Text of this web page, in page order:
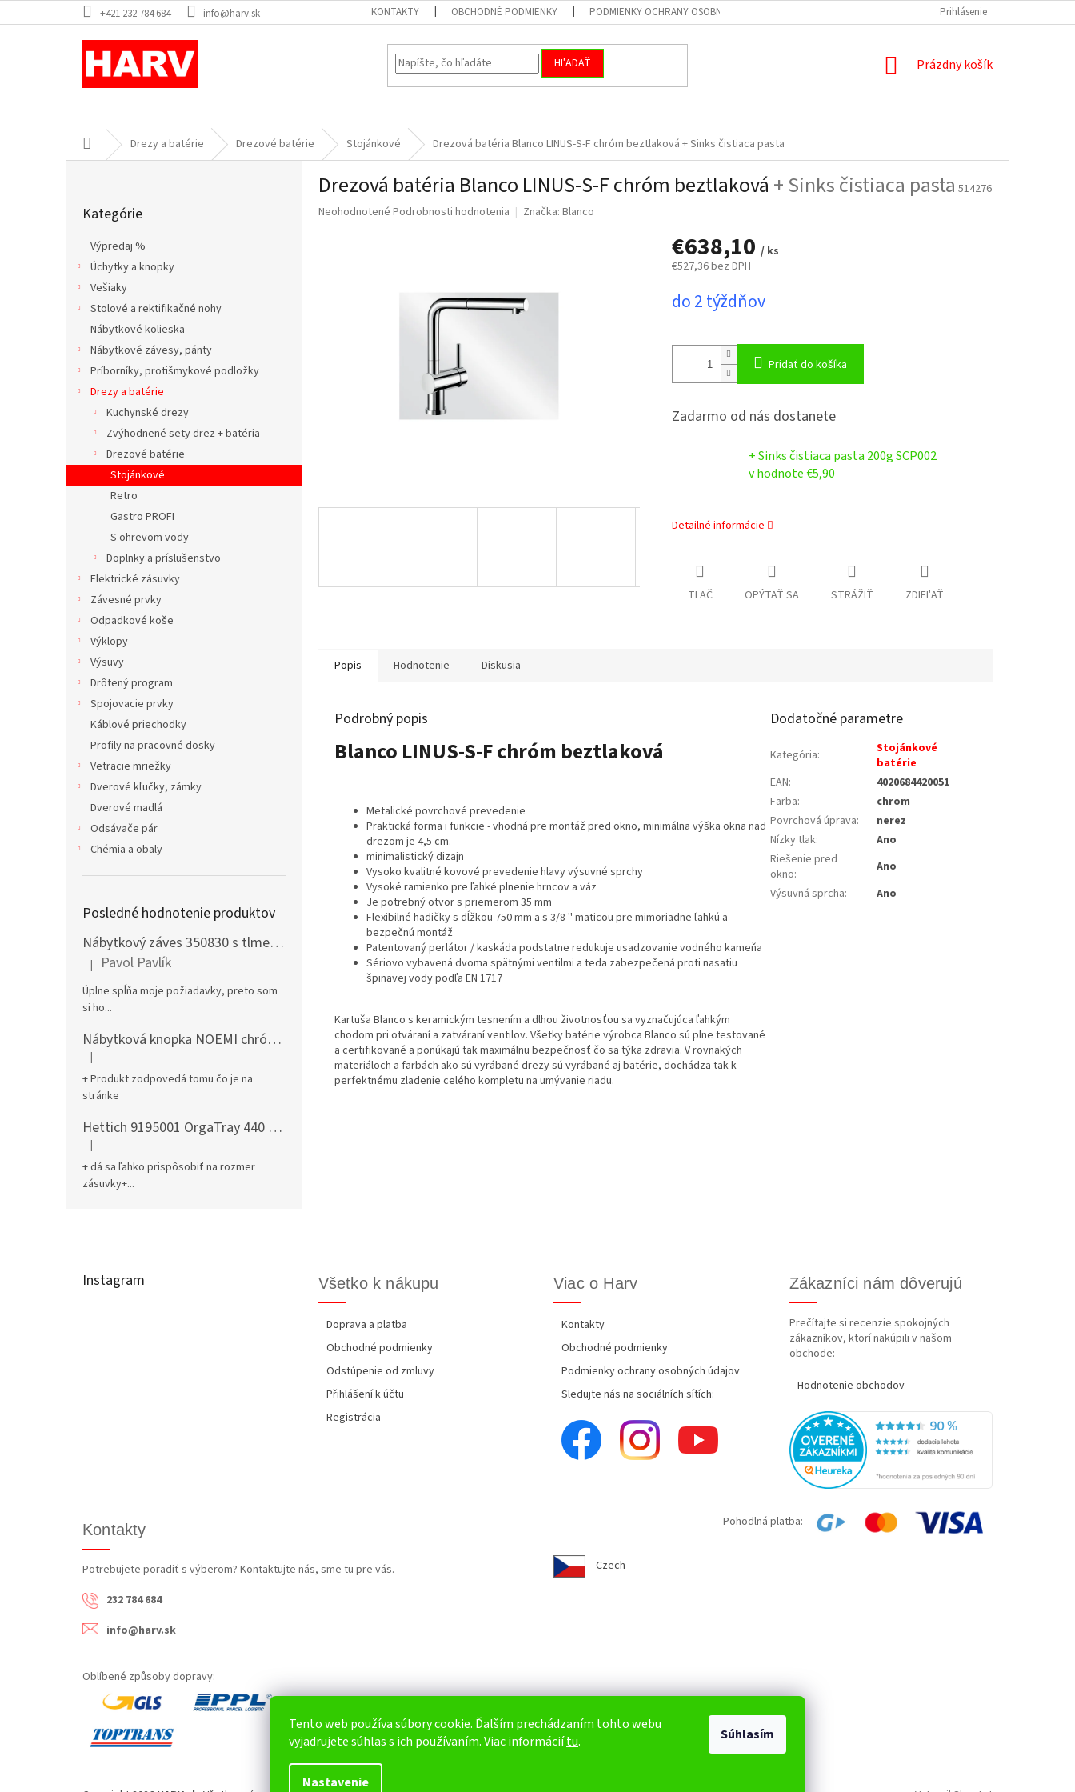
Tento web používa súbory cookie. Ďalším prechádzaním tohto webu
vyjadrujete súhlas s ich používaním. Viac informáciítu.
Nastavenie
Súhlasím
na
+421 232 784 684 info@harv.sk KONTAKTY OBCHODNÉ PODMIENKY PODMIENKY OCHRANY OSOBNÝCH ÚDAJOV REKLAMÁCIA
Prihlásenie
HĽADAŤ
NÁKUPNÝ
Prázdny košík
DomovDrezy a batérie Drezové batérie Stojánkové Drezová batéria Blanco LINUS-S-F chróm beztlaková + Sinks čistiaca pasta
kategórie
Kategórie
Výpredaj %
Úchytky a knopky
Vešiaky
Stolové a rektifikačné nohy
Nábytkové kolieska
Nábytkové závesy, pánty
Príborníky, protišmykové podložky
Drezy a batérie
Kuchynské drezy
Zvýhodnené sety drez + batéria
Drezové batérie
Stojánkové
Retro
Gastro PROFI
S ohrevom vody
Doplnky a príslušenstvo
Elektrické zásuvky
Závesné prvky
Odpadkové koše
Výklopy
Výsuvy
Drôtený program
Spojovacie prvky
Káblové priechodky
Profily na pracovné dosky
Vetracie mriežky
Dverové kľučky, zámky
Dverové madlá
Odsávače pár
Chémia a obaly
Posledné hodnotenie produktov
Nábytkový záves 350830 s tlmením naložený + podložka H0 na vrut
Hodnotenie produktu je 5 z 5 hviezdičiek.
| Pavol Pavlík
Úplne spĺňa moje požiadavky, preto som
si ho...
Nábytková knopka NOEMI chróm satén
Hodnotenie produktu je 5 z 5 hviezdičiek.
|
+ Produkt zodpovedá tomu čo je na
stránke
Hettich 9195001 OrgaTray 440 701-800/441-520 mm antracit
Hodnotenie produktu je 5 z 5 hviezdičiek.
|
+ dá sa ľahko prispôsobiť na rozmer
zásuvky+...
Drezová batéria Blanco LINUS-S-F chróm beztlaková + Sinks čistiaca pasta 514276
Priemerné
Neohodnotené Podrobnosti hodnotenia Značka: Blanco
€638,10 / ks
€527,36 bez DPH
cena:
do 2 týždňov
Pridať do košíka
Zadarmo od nás dostanete
+ Sinks čistiaca pasta 200g SCP002
v hodnote €5,90
Detailné informácie
TLAČ OPÝTAŤ SA STRÁŽIŤ ZDIEĽAŤ
Popis Hodnotenie Diskusia
Podrobný popis
Blanco LINUS-S-F chróm beztlaková
Metalické povrchové prevedenie
Praktická forma i funkcie - vhodná pre montáž pred okno, minimálna výška okna nad
drezom je 4,5 cm.
minimalistický dizajn
Vysoko kvalitné kovové prevedenie hlavy výsuvné sprchy
Vysoké ramienko pre ľahké plnenie hrncov a váz
Je potrebný otvor s priemerom 35 mm
Flexibilné hadičky s dĺžkou 750 mm a s 3/8 '' maticou pre mimoriadne ľahkú a
bezpečnú montáž
Patentovaný perlátor / kaskáda podstatne redukuje usadzovanie vodného kameňa
Sériovo vybavená dvoma spätnými ventilmi a teda zabezpečená proti nasatiu
špinavej vody podľa EN 1717
Kartuša Blanco s keramickým tesnením a dlhou životnosťou sa vyznačujúca ľahkým
chodom pri otváraní a zatváraní ventilov. Všetky batérie výrobca Blanco sú plne testované
a certifikované a ponúkajú tak maximálnu bezpečnosť čo sa týka zdravia. V rovnakých
materiáloch a farbách ako sú vyrábané drezy sú vyrábané aj batérie, dochádza tak k
perfektnému zladenie celého kompletu na umývanie riadu.
Dodatočné parametre
Kategória:
Stojánkové
batérie
EAN:
4020684420051
Farba:
chrom
Povrchová úprava:
nerez
Nízky tlak:
Ano
Riešenie pred
okno:
Ano
Výsuvná sprcha: Ano
Instagram Všetko k nákupu
Doprava a platba
Obchodné podmienky
Odstúpenie od zmluvy
Přihlášení k účtu
Registrácia
Viac o Harv
Kontakty
Obchodné podmienky
Podmienky ochrany osobných údajov
Sledujte nás na sociálních sítích:
Zákazníci nám dôverujú
Prečítajte si recenzie spokojných
zákazníkov, ktorí nakúpili v našom
obchode:
Hodnotenie obchodov
Kontakty
Potrebujete poradiť s výberom? Kontaktujte nás, sme tu pre vás.
232 784 684
info@harv.sk
Pohodlná platba:
Czech
Oblíbené způsoby dopravy: